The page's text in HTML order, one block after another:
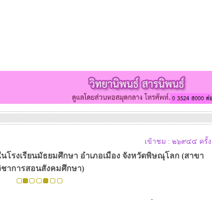
เข้าชม : ๒๖๙๔๔ ครั้ง
รงเรียนมัธยมศึกษา อำเภอเมือง จังหวัดพิษณุโลก (สาขา
ชาการสอนสังคมศึกษา)